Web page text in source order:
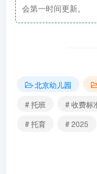
（一）摸底时
过摸底调查的无需
（二）幼儿
（三）幼儿园
（四）保育教育
会第一时间更新。
北京幼儿园
# 托班
# 收费标
# 托育
# 2025